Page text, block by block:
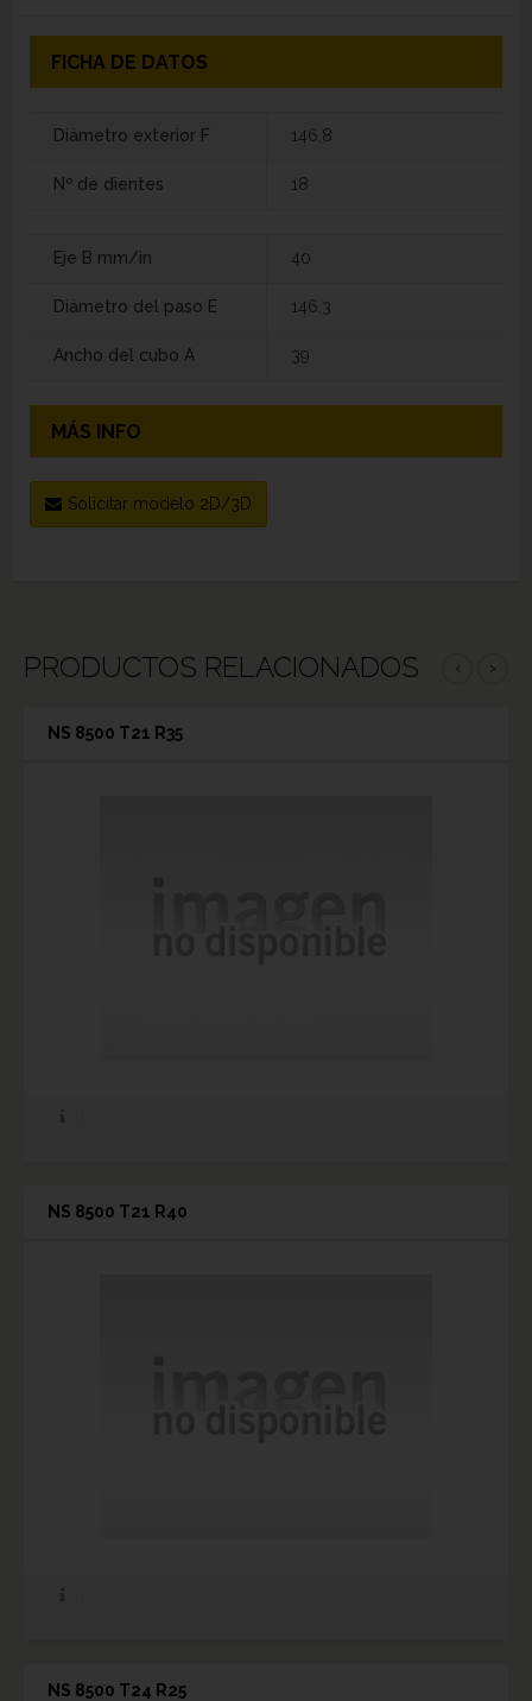
FICHA DE DATOS
Diámetro exterior F 146,8
Nº de dientes 18
Eje B mm/in 40
Diámetro del paso E 146,3
Ancho del cubo A 39
MÁS INFO
Solicitar modelo 2D/3D
PRODUCTOS RELACIONADOS ‹ ›
NS 8500 T21 R35
NS 8500 T21 R40
NS 8500 T24 R25